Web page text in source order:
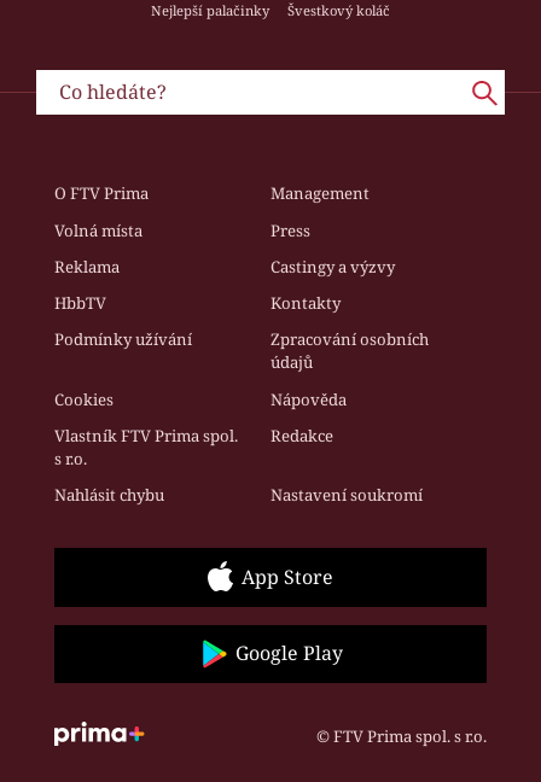
Nejlepší palačinky
Švestkový koláč
O FTV Prima
Management
Volná místa
Press
Reklama
Castingy a výzvy
HbbTV
Kontakty
Podmínky užívání
Zpracování osobních
údajů
Cookies
Nápověda
Vlastník FTV Prima spol.
s r.o.
Redakce
Nahlásit chybu Nastavení soukromí
App Store
Google Play
© FTV Prima spol. s r.o.